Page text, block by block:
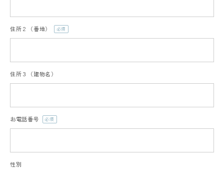
住所２（番地）
(必
住所３（建物名）
お電話番号
(必
性別